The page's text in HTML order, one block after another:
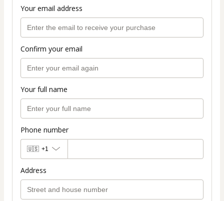
Your email address
Confirm your email
Your full name
Phone number
🇺🇸 +1
Address